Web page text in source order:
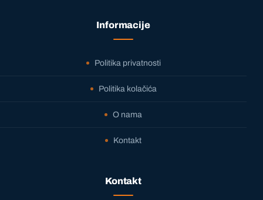
Informacije
Politika privatnosti
Politika kolačića
O nama
Kontakt
Kontakt